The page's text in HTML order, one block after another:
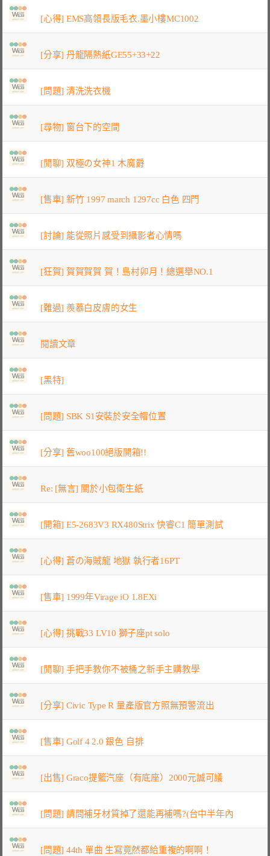
[心得] EMS高領長版毛衣.墨小樓MC1002
[分享] 丹龍隔熱紙GE55+33+22
[問題] 清洗洗衣機
[尋物] 窗台下的空間
[閒聊] 双極の女神1 木魔爵
[售車] 新竹 1997 march 1297cc 白色 四門
[討論] 能從照片感受到攝影者心情嗎
[狂賀] 賀賀賀賀 賀！島村卯月！總選舉NO.1
[難過] 羨慕白皮膚的女生
閱讀文章
[黑特]
[問題] SBK S1安裝於安全帽位置
[分享] 舊woo100絕版開箱!!
Re: [無言] 關於小包衛生紙
[開箱] E5-2683V3 RX480Strix 快睿C1 簡單測試
[心得] 蒼の海賊龍 地獄 執行者16PT
[售車] 1999年Virage iO 1.8EXi
[心得] 挑戰33 LV10 獅子座pt solo
[閒聊] 手把手教你不被桶之新手主購教學
[分享] Civic Type R 量產版官方照無預警流出
[售車] Golf 4 2.0 銀色 自排
[出售] Graco提籃汽座（有底座）2000元誠可議
[問題] 請問補牙材質掉了還能再補嗎?(台中半年內
[問題] 44th 單曲 生寫竟然都給重複的啊啊！